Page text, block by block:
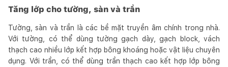
Tăng lớp cho tường, sàn và trần
Tường, sàn và trần là các bề mặt truyền âm chính trong nhà.
Với tường, có thể dùng tường gạch dày, gạch block, vách
thạch cao nhiều lớp kết hợp bông khoáng hoặc vật liệu chuyên
dụng. Với trần, có thể dùng trần thạch cao kết hợp lớp bông